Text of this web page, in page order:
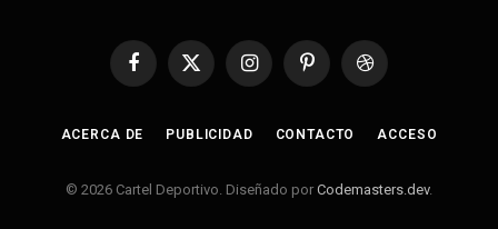
Facebook
X
InstagramPinterestDribbble
ACERCA DE PUBLICIDAD CONTACTO ACCESO
© 2026 Cartel Deportivo. Diseñado por Codemasters.dev.